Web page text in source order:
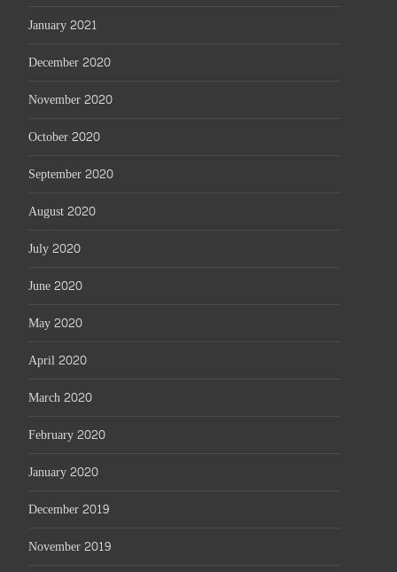
January 2021
December 2020
November 2020
October 2020
September 2020
August 2020
July 2020
June 2020
May 2020
April 2020
March 2020
February 2020
January 2020
December 2019
November 2019